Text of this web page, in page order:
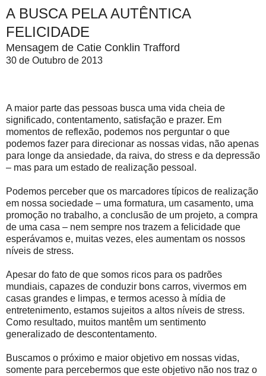
A BUSCA PELA AUTÊNTICA
FELICIDADE
Mensagem de Catie Conklin Trafford
30 de Outubro de 2013
A maior parte das pessoas busca uma vida cheia de
significado, contentamento, satisfação e prazer. Em
momentos de reflexão, podemos nos perguntar o que
podemos fazer para direcionar as nossas vidas, não apenas
para longe da ansiedade, da raiva, do stress e da depressão
– mas para um estado de realização pessoal.
Podemos perceber que os marcadores típicos de realização
em nossa sociedade – uma formatura, um casamento, uma
promoção no trabalho, a conclusão de um projeto, a compra
de uma casa – nem sempre nos trazem a felicidade que
esperávamos e, muitas vezes, eles aumentam os nossos
níveis de stress.
Apesar do fato de que somos ricos para os padrões
mundiais, capazes de conduzir bons carros, vivermos em
casas grandes e limpas, e termos acesso à mídia de
entretenimento, estamos sujeitos a altos níveis de stress.
Como resultado, muitos mantêm um sentimento
generalizado de descontentamento.
Buscamos o próximo e maior objetivo em nossas vidas,
somente para percebermos que este objetivo não nos traz o